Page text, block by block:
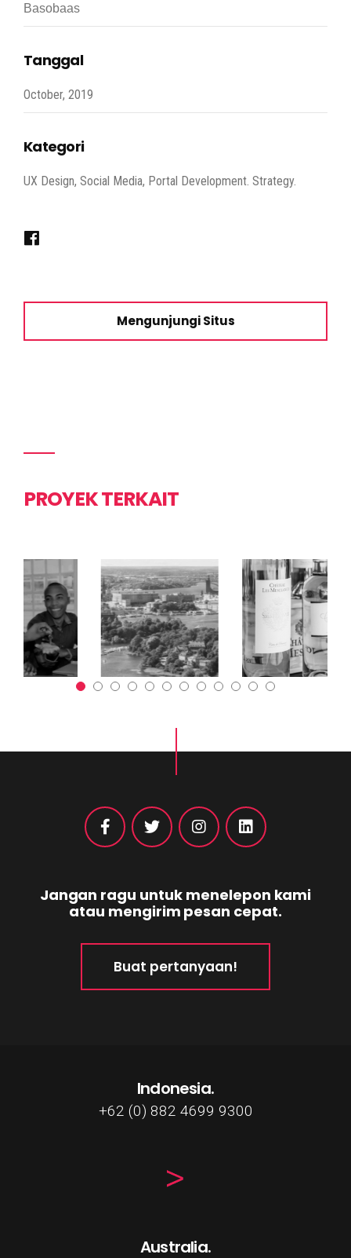
Basobaas
Tanggal
October, 2019
Kategori
UX Design, Social Media, Portal Development. Strategy.
Mengunjungi Situs
PROYEK TERKAIT
Jangan ragu untuk menelepon kami
atau mengirim pesan cepat.
Buat pertanyaan!
Indonesia.
+62 (0) 882 4699 9300
Australia.